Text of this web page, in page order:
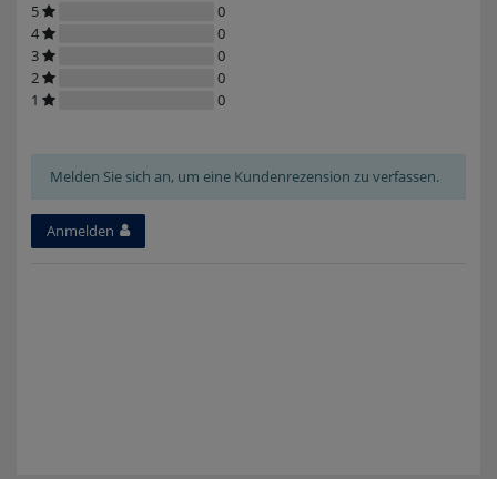
5
0
4
0
3
0
2
0
1
0
Melden Sie sich an, um eine Kundenrezension zu verfassen.
Anmelden